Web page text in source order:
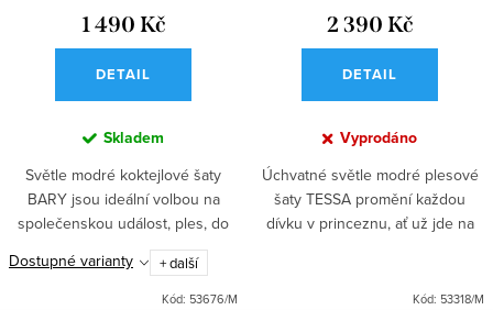
1 490 Kč
DETAIL
Skladem
Světle modré koktejlové šaty
BARY jsou ideální volbou na
společenskou událost, ples, do
divadla nebo jako šaty do
tanečních. Přiléhavý top s
vyztuženou hrudní částí a...
Dostupné varianty + další
Kód: 53676/M
2 390 Kč
DETAIL
Vyprodáno
Úchvatné světle modré plesové
šaty TESSA promění každou
dívku v princeznu, ať už jde na
top z těchto...Kód: 53318/M